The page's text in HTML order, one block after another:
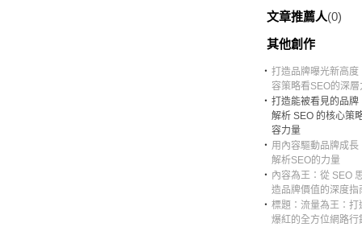
文章推薦人(0)
其他創作
‧ 打造品牌曝光新高度
容策略看SEO的深層
‧ 打造能被看見的品牌
解析 SEO 的核心策
容力量
‧ 用內容驅動品牌成長
解析SEO的力量
‧ 內容為王：從 SEO 思
造品牌價值的深度指
‧ 標題：流量為王：打
爆紅的全方位網路行